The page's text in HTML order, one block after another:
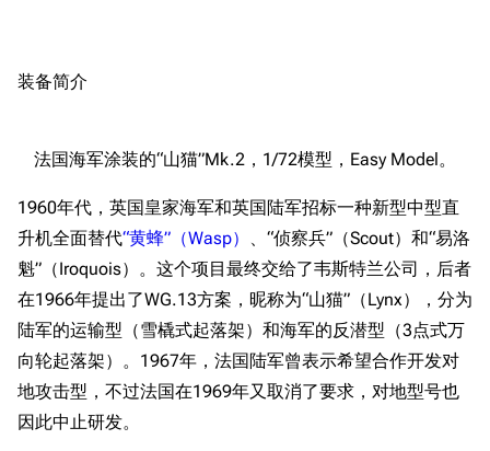
装备简介
法国海军涂装的“山猫”Mk.2，1/72模型，Easy Model。
1960年代，英国皇家海军和英国陆军招标一种新型中型直
升机全面替代“黄蜂”（Wasp）
、“侦察兵”（Scout）和“易洛
魁”（Iroquois）。这个项目最终交给了韦斯特兰公司，后者
在1966年提出了WG.13方案，昵称为“山猫”（Lynx），分为
陆军的运输型（雪橇式起落架）和海军的反潜型（3点式万
向轮起落架）。1967年，法国陆军曾表示希望合作开发对
地攻击型，不过法国在1969年又取消了要求，对地型号也
因此中止研发。